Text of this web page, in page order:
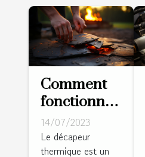
Comment
fonctionne
un
décapeur
14/07/2023
Le décapeur
thermique est un